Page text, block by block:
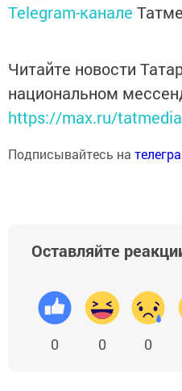
Telegram-канале
Читайте новости
национальном
https://max.ru/tatmedia
Подписывайтесь на
Оставляйте
0 0 0